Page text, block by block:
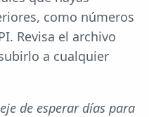
como números
Revisa el archivo
a cualquier
de esperar días para